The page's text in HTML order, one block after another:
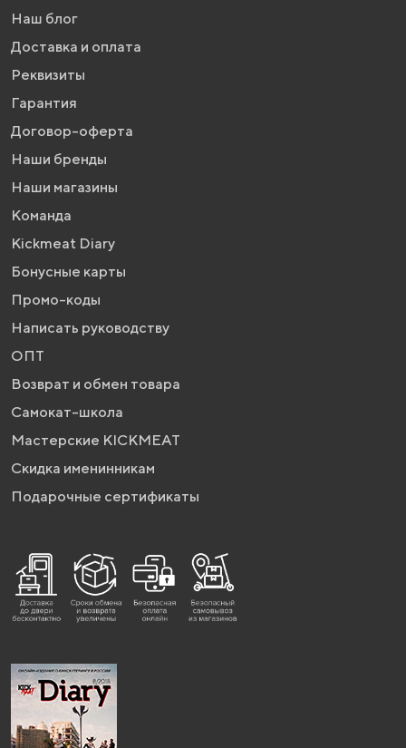
Наш блог
Доставка и оплата
Реквизиты
Гарантия
Договор-оферта
Наши бренды
Наши магазины
Команда
Kickmeat Diary
Бонусные карты
Промо-коды
Написать руководству
ОПТ
Возврат и обмен товара
Самокат-школа
Мастерские KICKMEAT
Скидка именинникам
Подарочные сертификаты